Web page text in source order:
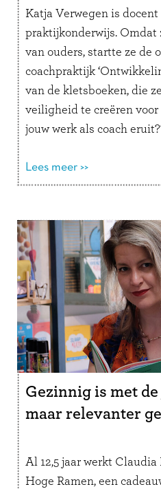
Katja Verwegen is
praktijkonderwijs. Omdat
van ouders, startte ze de
coachpraktijk
van de kletsboeken, die
veiligheid te creëren voor
jouw werk als coach
verder
Lees meer >>
Gezinnig is met
maar relevanter
Al 12,5 jaar werkt
Hoge Ramen, een